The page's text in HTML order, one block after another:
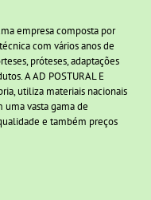
empresa composta por
com vários anos de
próteses, adaptações
A AD POSTURAL E
utiliza materiais nacionais
vasta gama de
e também preços